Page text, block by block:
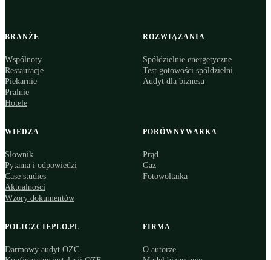
BRANŻE
Wspólnoty
Restauracje
Piekarnie
Pralnie
Hotele
ROZWIĄZANIA
Spółdzielnie energetyczne
Test gotowości spółdzielni
Audyt dla biznesu
WIEDZA
Słownik
Pytania i odpowiedzi
Case studies
Aktualności
Wzory dokumentów
PORÓWNYWARKA
Prąd
Gaz
Fotowoltaika
POLICZCIEPLO.PL
Darmowy audyt OZC
FIRMA
O autorze